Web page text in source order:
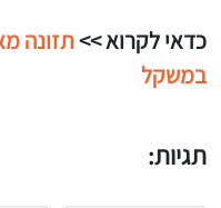
כדאי לקרוא >>תזונה
במשקל
תגיות: